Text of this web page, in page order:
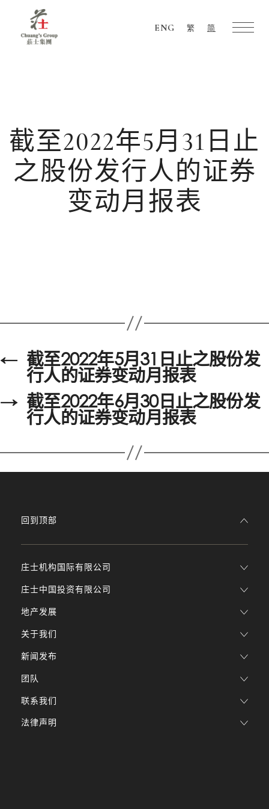
ENG 繁 简
截至2022年5月31日止
之股份发行人的证券
变动月报表
← 截至2022年5月31日止之股份发
行人的证券变动月报表
→ 截至2022年6月30日止之股份发
行人的证券变动月报表
庄士机构国际有限公司
庄士中国投资有限公司
地产发展
关于我们
新闻发布
团队
回到顶部
联系我们
法律声明